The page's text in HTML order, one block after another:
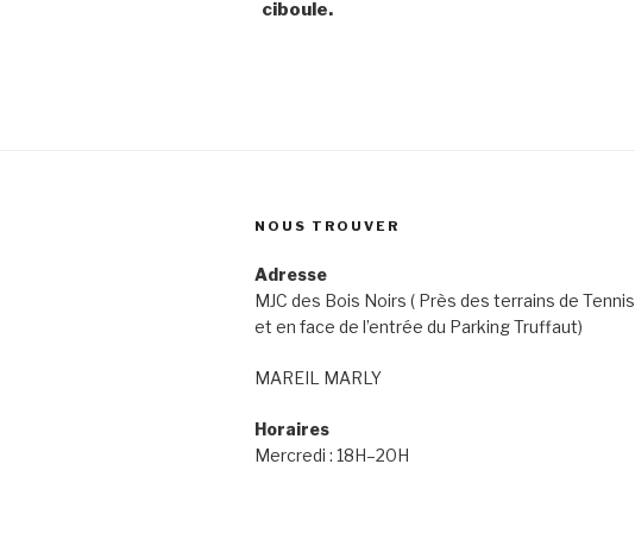
ciboule.
NOUS TROUVER
Adresse
MJC des Bois Noirs ( Près des terrains de Tennis
et en face de l’entrée du Parking Truffaut)
MAREIL MARLY
Horaires
Mercredi : 18H–20H